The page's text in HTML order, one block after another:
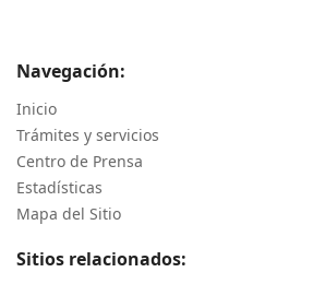
Navegación:
Inicio
Trámites y servicios
Centro de Prensa
Estadísticas
Mapa del Sitio
Sitios relacionados: